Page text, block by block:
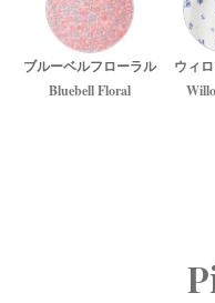
ブルーベルフローラル
Bluebell Floral
ウィ